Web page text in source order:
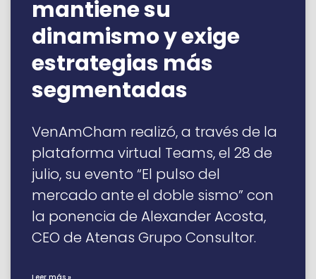
mantiene su
dinamismo y exige
estrategias más
segmentadas
VenAmCham realizó, a través de la
plataforma virtual Teams, el 28 de
julio, su evento “El pulso del
mercado ante el doble sismo” con
la ponencia de Alexander Acosta,
CEO de Atenas Grupo Consultor.